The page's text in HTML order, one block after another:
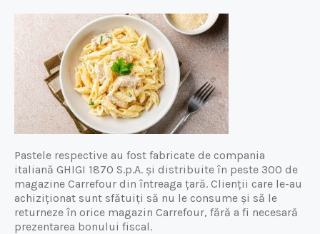
Pastele respective au fost fabricate de compania
italiană GHIGI 1870 S.p.A. și distribuite în peste 300 de
magazine Carrefour din întreaga țară. Clienții care le-au
achiziționat sunt sfătuiți să nu le consume și să le
returneze în orice magazin Carrefour, fără a fi necesară
prezentarea bonului fiscal.